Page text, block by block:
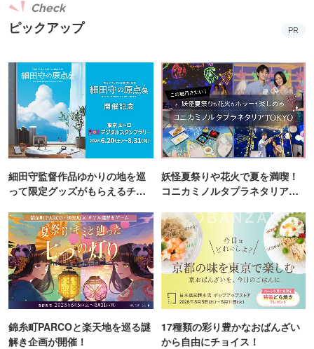
●Live & DJ
オカモトレイジ(OKAMOTO'S) / どんぐりず / Ashley / EMI
●ART
R領域
●DANCE SHOWCASE
Avex dancemaster ゴールドジムサウス東京 / Apple Crew /
China crew / CØDE_9 from LDT9th / Haruto Crew / JUICY
JAM / L9 / KYLAC / Marshmallow Galaxy / Nazlittlekidz /
NoiceFam / R-vigor / Ryuji Kids number / S.M.L / SHXXTO
CREW / SHXXTO+HyD+YUHI+M!KU+Raimu / Y.G.Sチアチ
ーム LeLiens / YuNoREI / madoRi kids / studio METRO KEI
Number / studio METRO MIMI Number / れもんソーダ / よ
にんしゅうand more..
ピックアップ
Check
PR
細田守監督作品ゆかりの地を巡
って限定グッズがもらえるチャ
妖怪夏祭りや花火で夏を満喫！
コニカミノルタプラネタリア
錦糸町PARCOと楽天地を巡る謎
解き企画が開催！
17種類の彩り豊かなおばんざい
から自由にチョイス！